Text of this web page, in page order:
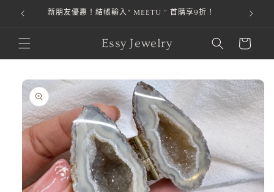
跳至內容新朋友優惠！結帳輸入“ MEETU ” 首購享9折！
Essy Jewelry
物
車
略過產品
資訊